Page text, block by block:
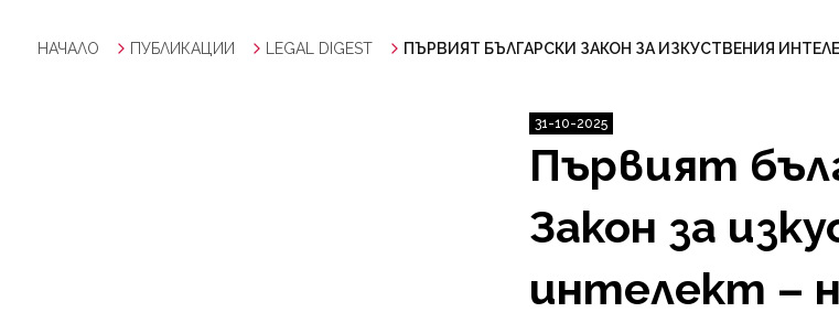
НАЧАЛО ПУБЛИКАЦИИ LEGAL DIGEST ПЪРВИЯТ БЪЛГАРСКИ ЗАКОН ЗА ИЗКУСТВЕНИЯ
31-10-2025
Първият
Закон за
интелект –